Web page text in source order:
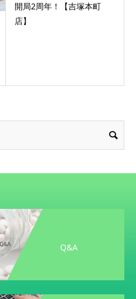
開局2周年！【吉塚本町
店】
Q&A